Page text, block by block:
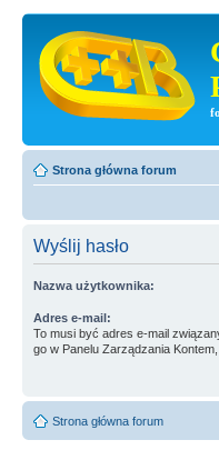
Strona główna forum
Wyślij hasło
Nazwa użytkownika:
Adres e-mail:
To musi być adres e-mail
go w Panelu Zarządzania
Strona główna forum